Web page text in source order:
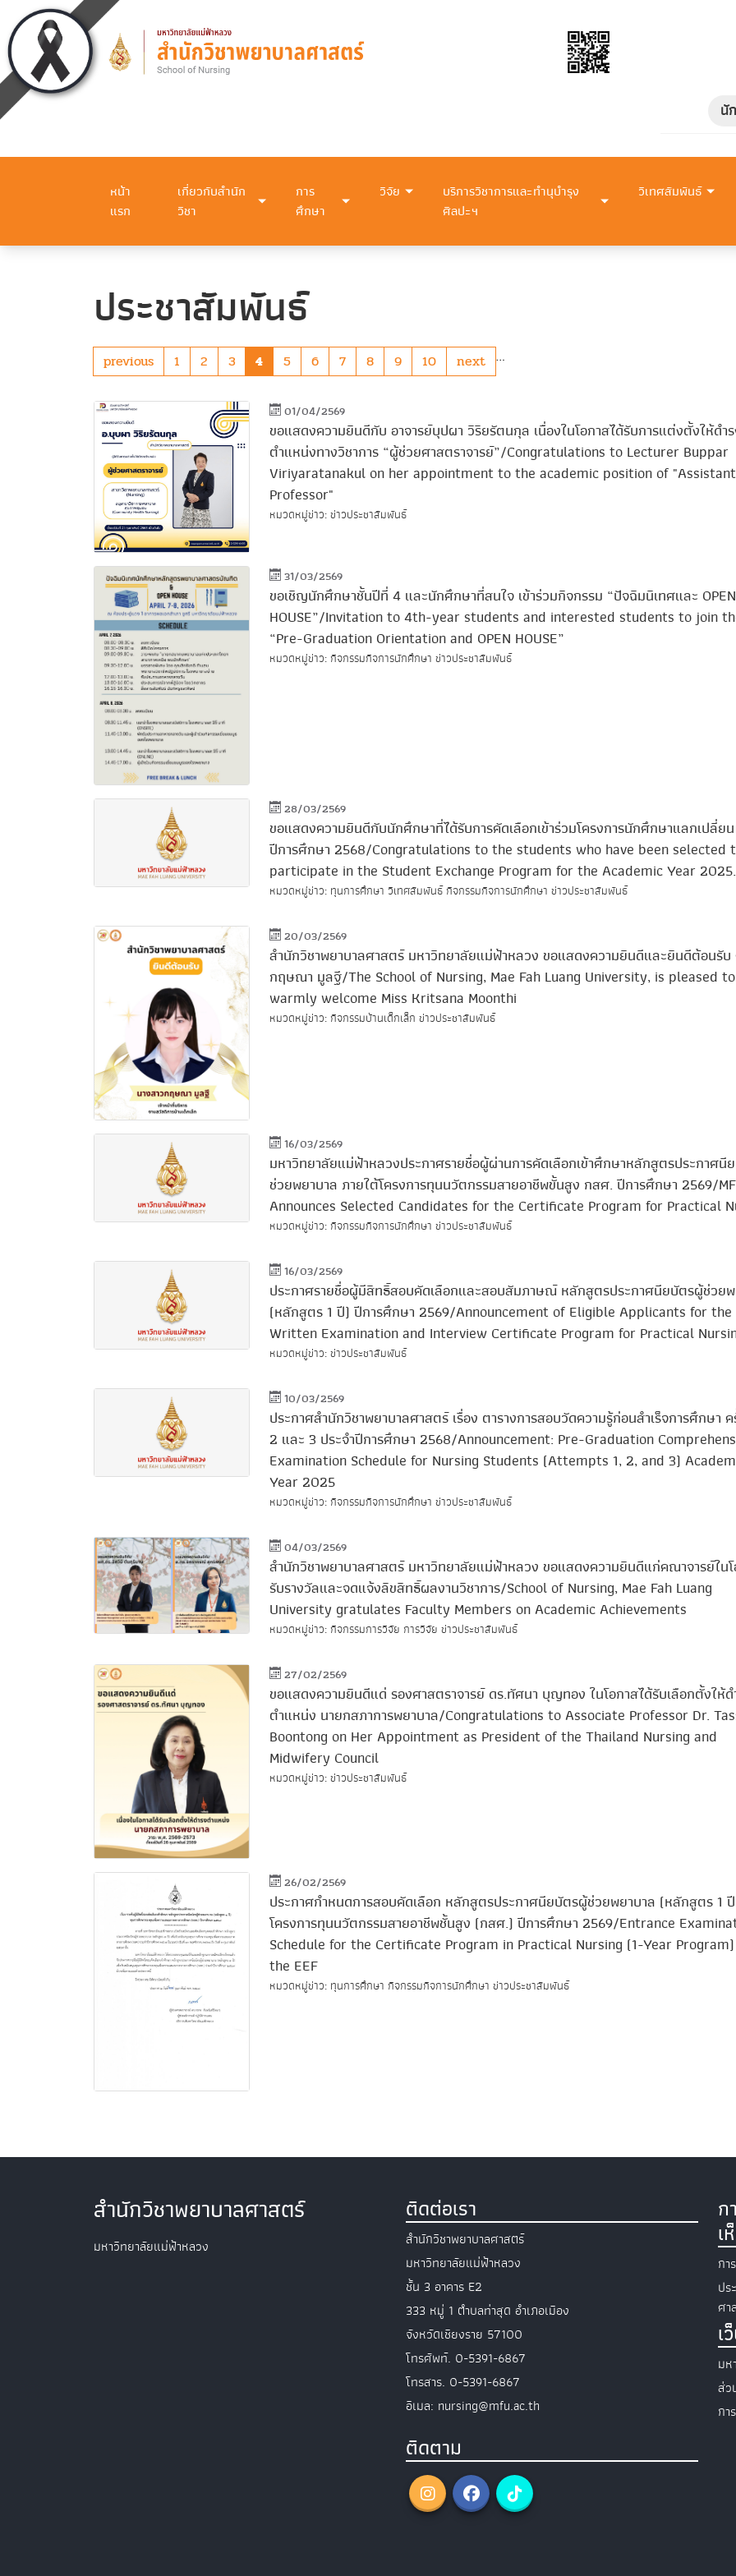
นั
หน้า
แรก
เกี่ยวกับสำนัก
วิชา
การ
ศึกษา
วิจัย
บริการวิชาการและทำนุบำรุง
ศิลปะฯ
วิเทศสัมพันธ์
ประชาสัมพันธ์
previous 1 2 3 4 5 6 7 8 9 10 …
next
01/04/2569
ขอแสดงความยินดีกับ อาจารย์บุปผา วิริยรัตนกุล เนื่องในโอกาสได้รับการแต่งตั้งให้ดำ
ตำแหน่งทางวิชาการ “ผู้ช่วยศาสตราจารย์”/Congratulations to Lecturer Buppar
Viriyaratanakul on her appointment to the academic position of "Assistant
Professor"
หมวดหมู่ข่าว: ข่าวประชาสัมพันธ์
31/03/2569
ขอเชิญนักศึกษาชั้นปีที่ 4 และนักศึกษาที่สนใจ เข้าร่วมกิจกรรม “ปัจฉิมนิเทศและ OPEN
HOUSE”/Invitation to 4th-year students and interested students to join
“Pre-Graduation Orientation and OPEN HOUSE”
หมวดหมู่ข่าว: กิจกรรมกิจการนักศึกษา ข่าวประชาสัมพันธ์
28/03/2569
ขอแสดงความยินดีกับนักศึกษาที่ได้รับการคัดเลือกเข้าร่วมโครงการนักศึกษาแลกเปลี่ยน
ปีการศึกษา 2568/Congratulations to the students who have been selected
participate in the Student Exchange Program for the Academic Year 2025.
หมวดหมู่ข่าว: ทุนการศึกษา วิเทศสัมพันธ์ กิจกรรมกิจการนักศึกษา ข่าวประชาสัมพันธ์
20/03/2569
สำนักวิชาพยาบาลศาสตร์ มหาวิทยาลัยแม่ฟ้าหลวง ขอแสดงความยินดีและยินดีต้อนรั
กฤษณา มูลฐี/The School of Nursing, Mae Fah Luang University, is pleased to
warmly welcome Miss Kritsana Moonthi
หมวดหมู่ข่าว: กิจกรรมบ้านเด็กเล็ก ข่าวประชาสัมพันธ์
16/03/2569
มหาวิทยาลัยแม่ฟ้าหลวงประกาศรายชื่อผู้ผ่านการคัดเลือกเข้าศึกษาหลักสูตรประกาศนี
ช่วยพยาบาล ภายใต้โครงการทุนนวัตกรรมสายอาชีพขั้นสูง กสศ. ปีการศึกษา 2569/
Announces Selected Candidates for the Certificate Program for Practical
หมวดหมู่ข่าว: กิจกรรมกิจการนักศึกษา ข่าวประชาสัมพันธ์
16/03/2569
ประกาศรายชื่อผู้มีสิทธิ์สอบคัดเลือกและสอบสัมภาษณ์ หลักสูตรประกาศนียบัตรผู้ช่วย
(หลักสูตร 1 ปี) ปีการศึกษา 2569/Announcement of Eligible Applicants for the
Written Examination and Interview Certificate Program for Practical
หมวดหมู่ข่าว: ข่าวประชาสัมพันธ์
10/03/2569
ประกาศสำนักวิชาพยาบาลศาสตร์ เรื่อง ตารางการสอบวัดความรู้ก่อนสำเร็จการศึกษา ค
2 และ 3 ประจำปีการศึกษา 2568/Announcement: Pre-Graduation
Examination Schedule for Nursing Students (Attempts 1, 2, and 3)
Year 2025
หมวดหมู่ข่าว: กิจกรรมกิจการนักศึกษา ข่าวประชาสัมพันธ์
04/03/2569
สำนักวิชาพยาบาลศาสตร์ มหาวิทยาลัยแม่ฟ้าหลวง ขอแสดงความยินดีแก่คณาจารย์ใน
รับรางวัลและจดแจ้งลิขสิทธิ์ผลงานวิชาการ/School of Nursing, Mae Fah Luang
University gratulates Faculty Members on Academic Achievements
หมวดหมู่ข่าว: กิจกรรมการวิจัย การวิจัย ข่าวประชาสัมพันธ์
27/02/2569
ขอแสดงความยินดีแด่ รองศาสตราจารย์ ดร.ทัศนา บุญทอง ในโอกาสได้รับเลือกตั้งให้ด
ตำแหน่ง นายกสภาการพยาบาล/Congratulations to Associate Professor Dr.
Boontong on Her Appointment as President of the Thailand Nursing and
Midwifery Council
หมวดหมู่ข่าว: ข่าวประชาสัมพันธ์
26/02/2569
ประกาศกำหนดการสอบคัดเลือก หลักสูตรประกาศนียบัตรผู้ช่วยพยาบาล (หลักสูตร 1
โครงการทุนนวัตกรรมสายอาชีพชั้นสูง (กสศ.) ปีการศึกษา 2569/Entrance
Schedule for the Certificate Program in Practical Nursing (1-Year
the EEF
หมวดหมู่ข่าว: ทุนการศึกษา กิจกรรมกิจการนักศึกษา ข่าวประชาสัมพันธ์
สำนักวิชาพยาบาลศาสตร์
มหาวิทยาลัยแม่ฟ้าหลวง
ติดต่อเรา
สำนักวิชาพยาบาลศาสตร์
มหาวิทยาลัยแม่ฟ้าหลวง
ชั้น 3 อาคาร E2
333 หมู่ 1 ตำบลท่าสุด อำเภอเมือง
จังหวัดเชียงราย 57100
โทรศัพท์. 0-5391-6867
โทรสาร. 0-5391-6867
อีเมล: nursing@mfu.ac.th
ติดตาม
ก
เ
กา
ปร
ศา
เ
มห
ส่ว
กา